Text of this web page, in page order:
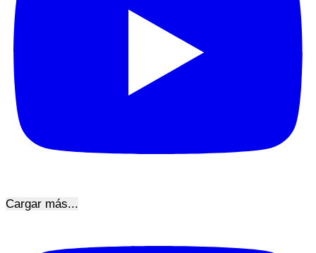
Cargar más...